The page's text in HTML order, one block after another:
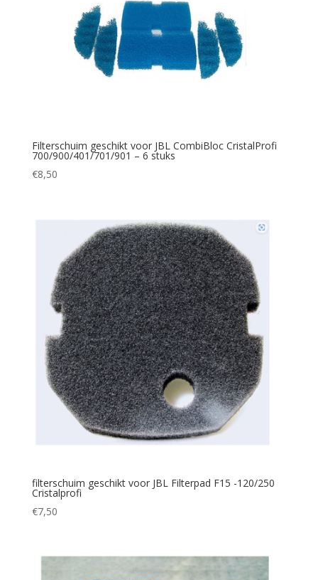
Filterschuim geschikt voor JBL CombiBloc CristalProfi
700/900/401/701/901 – 6 stuks
€8,50
filterschuim geschikt voor JBL Filterpad F15 -120/250
Cristalprofi
€7,50